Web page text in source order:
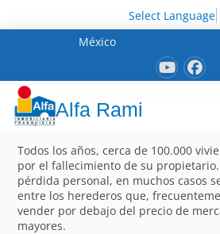
Select Language
México
Alfa Rami
Todos los años, cerca de 100.000
por el fallecimiento de su
pérdida personal, en muchos casos
entre los herederos que,
vender por debajo del precio de
mayores.